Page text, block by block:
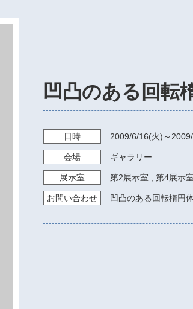
凹凸のある回転
日時 2009/6/16(火)～
会場 ギャラリー
展示室 第2展示室 第4展示室
お問い合わせ 凹凸のある回転楕円